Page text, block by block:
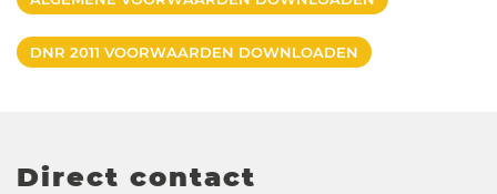
DNR 2011 VOORWAARDEN DOWNLOADEN
Direct contact